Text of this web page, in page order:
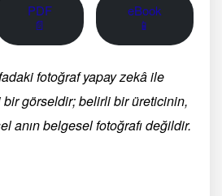
PDF
📄
eBook
📱
fotoğraf yapay zekâ ile
görseldir; belirli bir üreticinin,
anın belgesel fotoğrafı değildir.